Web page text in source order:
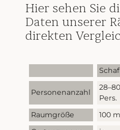
Hier sehen Sie
Daten unserer
direkten
Personenanzahl
28–80
Pers.
Raumgröße
100